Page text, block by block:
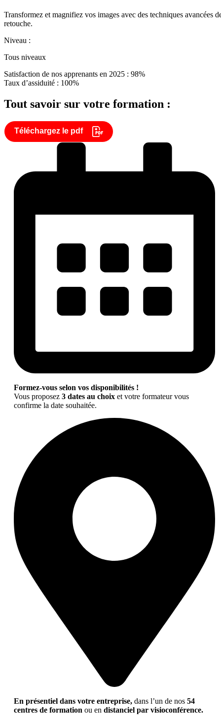
Transformez et magnifiez vos images avec des techniques avancées
retouche.
Niveau :
Tous niveaux
Satisfaction de nos apprenants en 2025 : 98%
Taux d’assiduité : 100%
Tout savoir sur votre formation :
Téléchargez le pdf
Formez-vous selon vos disponibilités !
Vous proposez 3 dates au choix et votre formateur vous
confirme la date souhaitée.
En présentiel dans votre entreprise, dans l’un de nos 54
centres de formation ou en distanciel par visioconférence.